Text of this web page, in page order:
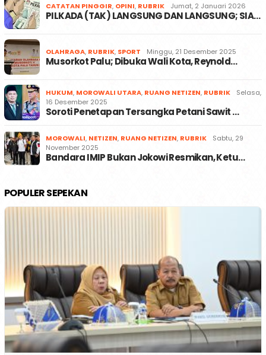
CATATAN PINGGIR, OPINI, RUBRIK Jumat, 2 Januari 2026
PILKADA (TAK) LANGSUNG DAN LANGSUNG; SIA…
OLAHRAGA, RUBRIK, SPORT Minggu, 21 Desember 2025
Musorkot Palu; Dibuka Wali Kota, Reynold…
HUKUM, MOROWALI UTARA, RUANG NETIZEN, RUBRIK
Selasa,
16 Desember 2025
Soroti Penetapan Tersangka Petani Sawit …
MOROWALI, NETIZEN, RUANG NETIZEN, RUBRIK
Sabtu, 29
November 2025
Bandara IMIP Bukan Jokowi Resmikan, Ketu…
POPULER SEPEKAN